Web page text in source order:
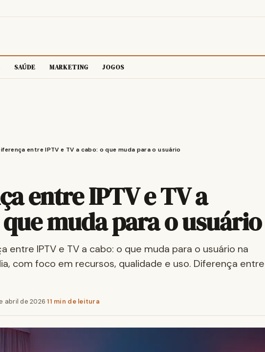
SAÚDE MARKETING JOGOS
entre IPTV e TV a cabo: o que muda para o usuário
entre IPTV e TV a
muda para o usuário
entre IPTV e TV a cabo: o que muda para o usuário na
com foco em recursos, qualidade e uso. Diferença entre
abril de 2026·11 min de leitura